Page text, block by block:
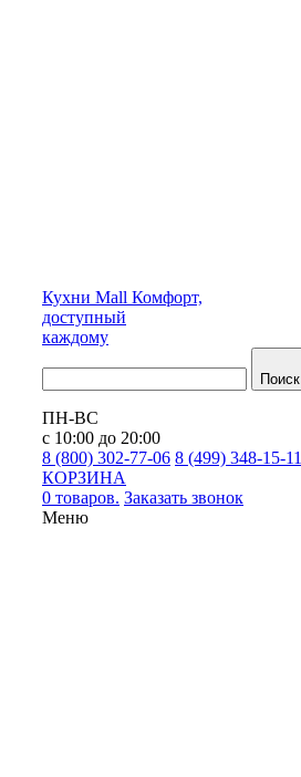
Кухни Mall Комфорт,
доступный
каждому
Поиск
ПН-ВС
с 10:00 до 20:00
8 (800) 302-77-06 8 (499) 348-15-11
КОРЗИНА
0 товаров. Заказать звонок
Меню